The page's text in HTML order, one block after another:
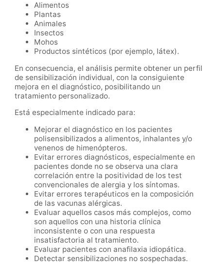
Alimentos
Plantas
Animales
Insectos
Mohos
Productos sintéticos (por ejemplo, látex).
En consecuencia, el análisis permite obtener un perfil
de sensibilización individual, con la consiguiente
mejora en el diagnóstico, posibilitando un
tratamiento personalizado.
Está especialmente indicado para:
Mejorar el diagnóstico en los pacientes
polisensibilizados a alimentos, inhalantes y/o
venenos de himenópteros.
Evitar errores diagnósticos, especialmente en
pacientes donde no se observa una clara
correlación entre la positividad de los test
convencionales de alergia y los síntomas.
Evitar errores terapéuticos en la composición
de las vacunas alérgicas.
Evaluar aquellos casos más complejos, como
son aquellos con una historia clínica
inconsistente o con una respuesta
insatisfactoria al tratamiento.
Evaluar pacientes con anafilaxia idiopática.
Detectar sensibilizaciones no sospechadas.